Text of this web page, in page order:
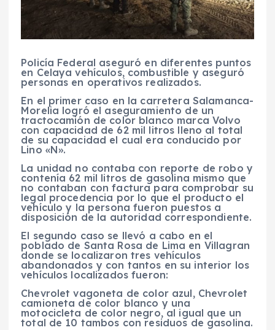
Policía Federal aseguró en diferentes puntos
en Celaya vehículos, combustible y aseguró
personas en operativos realizados.
En el primer caso en la carretera Salamanca-
Morelia logró el aseguramiento de un
tractocamión de color blanco marca Volvo
con capacidad de 62 mil litros lleno al total
de su capacidad el cual era conducido por
Lino «N».
La unidad no contaba con reporte de robo y
contenía 62 mil litros de gasolina mismo que
no contaban con factura para comprobar su
legal procedencia por lo que el producto el
vehículo y la persona fueron puestos a
disposición de la autoridad correspondiente.
El segundo caso se llevó a cabo en el
poblado de Santa Rosa de Lima en Villagran
donde se localizaron tres vehículos
abandonados y con tantos en su interior los
vehículos localizados fueron:
Chevrolet vagoneta de color azul, Chevrolet
camioneta de color blanco y una
motocicleta de color negro, al igual que un
total de 10 tambos con residuos de gasolina.